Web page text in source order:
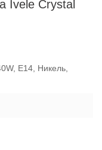
Ivele Crystal
E14, Никель,